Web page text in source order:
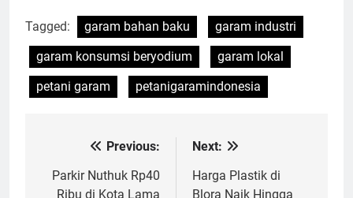
Tagged: garam bahan baku
garam industri
garam konsumsi beryodium
garam lokal
petani garam
petanigaramindonesia
Navigasi
pos
Previous:
Parkir Nuthuk Rp40
Ribu di Kota Lama
Next:
Harga Plastik di
Blora Naik Hingga